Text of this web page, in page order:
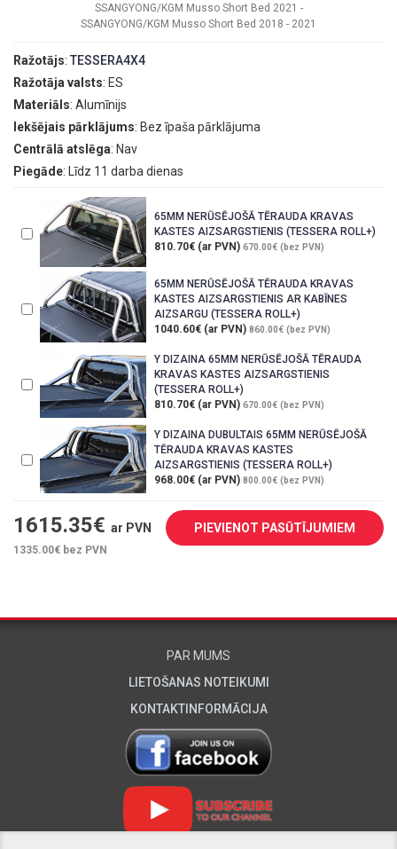
SSANGYONG/KGM Musso Short Bed 2021 -
SSANGYONG/KGM Musso Short Bed 2018 - 2021
Ražotājs: TESSERA4X4
Ražotāja valsts: ES
Materiāls: Alumīnijs
Iekšējais pārklājums: Bez īpaša pārklājuma
Centrālā atslēga: Nav
Piegāde: Līdz 11 darba dienas
65MM NERŪSĒJOŠĀ TĒRAUDA KRAVAS
KASTES AIZSARGSTIENIS (TESSERA ROLL+)
810.70€ (ar PVN) 670.00€ (bez PVN)
65MM NERŪSĒJOŠĀ TĒRAUDA KRAVAS
KASTES AIZSARGSTIENIS AR KABĪNES
AIZSARGU (TESSERA ROLL+)
1040.60€ (ar PVN) 860.00€ (bez PVN)
Y DIZAINA 65MM NERŪSĒJOŠĀ TĒRAUDA
KRAVAS KASTES AIZSARGSTIENIS
(TESSERA ROLL+)
810.70€ (ar PVN) 670.00€ (bez PVN)
Y DIZAINA DUBULTAIS 65MM NERŪSĒJOŠĀ
TĒRAUDA KRAVAS KASTES
AIZSARGSTIENIS (TESSERA ROLL+)
968.00€ (ar PVN) 800.00€ (bez PVN)
1615.35€ ar PVN
1335.00€ bez PVN
PIEVIENOT PASŪTĪJUMIEM
PAR MUMS
LIETOŠANAS NOTEIKUMI
KONTAKTINFORMĀCIJA